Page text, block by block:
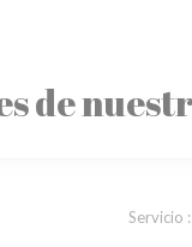
de
Servicio :